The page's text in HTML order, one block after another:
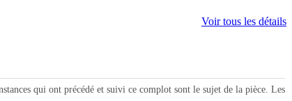
Voir tous les détails
qui ont précédé et suivi ce complot sont le sujet de la pièce. Les